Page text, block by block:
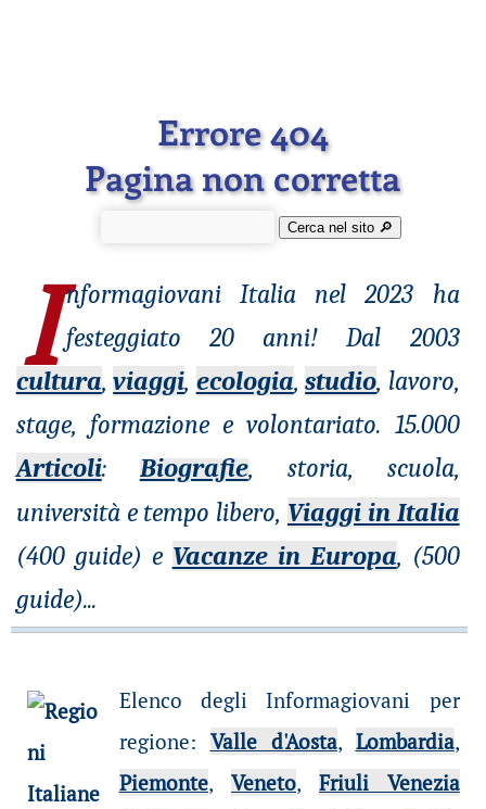
Errore 404
Pagina non corretta
Cerca nel sito 🔎︎
I nformagiovaniItalia nel 2023 ha
festeggiato 20 anni! Dal 2003
cultura,viaggi, ecologia,studio, lavoro,
stage, formazione e volontariato. 15.000
Articoli: Biografie, storia, scuola,
università e tempo libero, Viaggi in Italia
(400 guide) e Vacanze in Europa, (500
guide)...
Elenco degli Informagiovani per
regione: Valle d'Aosta, Lombardia,
Piemonte, Veneto,Friuli Venezia